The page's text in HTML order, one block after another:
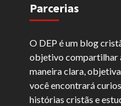
Parcerias
O DEP é um blog
objetivo compartilhar
maneira clara,
você encontrará
histórias cristãs e